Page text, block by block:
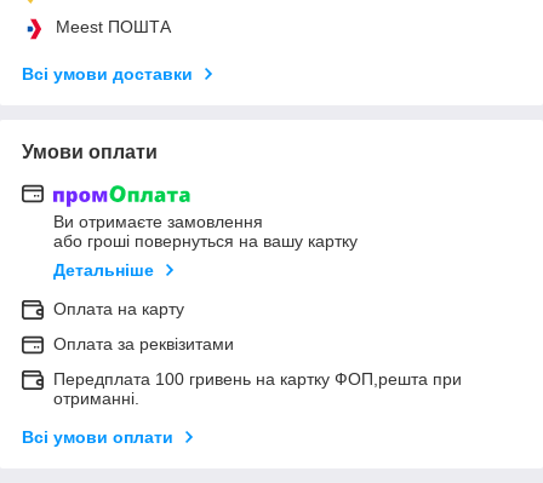
Meest ПОШТА
Всі умови доставки
Умови оплати
Ви отримаєте замовлення
або гроші повернуться на вашу картку
Детальніше
Оплата на карту
Оплата за реквізитами
Передплата 100 гривень на картку ФОП,решта при
отриманні.
Всі умови оплати